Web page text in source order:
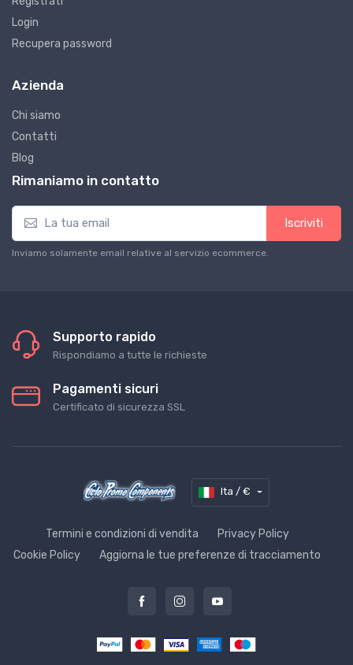
Login
Recupera password
Azienda
Chi siamo
Contatti
Blog
Rimaniamo in contatto
Iscriviti
Inviamo solamente email relative al servizio ecommerce.
Supporto rapido
Rispondiamo a tutte le richieste
Pagamenti sicuri
Certificato di sicurezza SSL
Ita / €
Termini e condizioni di vendita
Privacy Policy
Cookie Policy
Aggiorna le tue preferenze di tracciamento